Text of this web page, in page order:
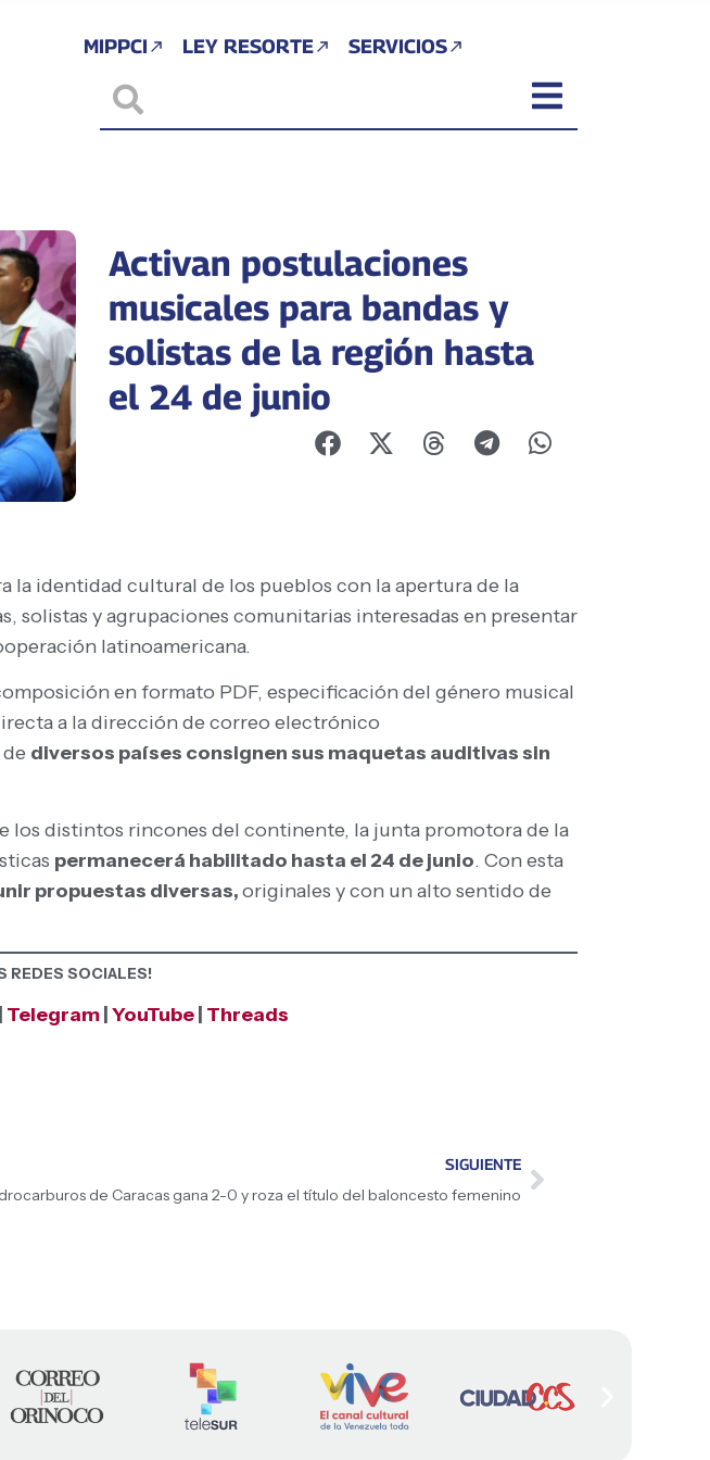
MIPPCI LEY RESORTE SERVICIOS
Activan postulaciones
musicales para bandas y
solistas de la región hasta
el 24 de junio
la identidad cultural de los pueblos con la apertura de la
y agrupaciones comunitarias interesadas en presentar
latinoamericana.
en formato PDF, especificación del género musical
a la dirección de correo electrónico
diversos países consignen sus maquetas auditivas sin
los distintos rincones del continente, la junta promotora de la
permanecerá habilitado hasta el 24 de junio. Con esta
propuestas diversas,originales y con un alto sentido de
REDES SOCIALES!
Telegram YouTube Threads
SIGUIENTE
de Caracas gana 2-0 y roza el título del baloncesto femenino